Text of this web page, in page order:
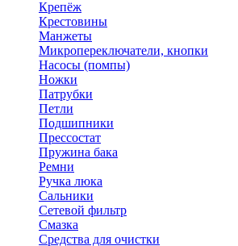
Крепёж
Крестовины
Манжеты
Микропереключатели, кнопки
Насосы (помпы)
Ножки
Патрубки
Петли
Подшипники
Прессостат
Пружина бака
Ремни
Ручка люка
Сальники
Сетевой фильтр
Смазка
Средства для очистки